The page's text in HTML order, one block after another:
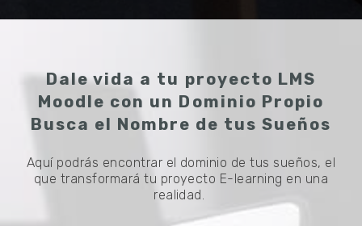
Dale vida a tu proyecto LMS
Moodle con un Dominio Propio
Busca el Nombre de tus Sueños
Aquí podrás encontrar el dominio de tus sueños, el
que transformará tu proyecto E-learning en una
realidad.